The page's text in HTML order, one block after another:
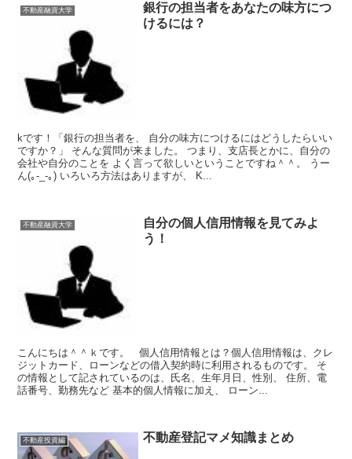
不動産融資大学
銀行の担当者をあなたの味方につ
けるには？
kです！「銀行の担当者を、 自分の味方につけるにはどうしたらいい
ですか？」 そんな質問が来ました。 つまり、支店長とかに、自分の
会社や自分のことを よく言って欲しいということですね＾＾。 うー
ん(｡-_-｡) いろいろ方法はありますが、 K...
不動産融資大学
自分の個人信用情報を見てみよ
う！
こんにちは＾＾ｋです。 個人信用情報とは？個人信用情報は、クレ
ジットカード、ローンなどの借入契約時に利用されるものです。 そ
の情報として記されているのは、氏名、生年月日、性別、 住所、電
話番号、勤務先など 基本的個人情報に加え、 ローン...
不動産投資編 不動産登記マメ知識まとめ